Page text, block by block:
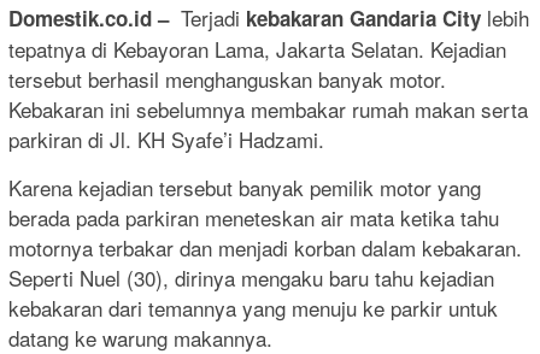
Domestik.co.id – Terjadi kebakaran Gandaria City lebih
tepatnya di Kebayoran Lama, Jakarta Selatan. Kejadian
tersebut berhasil menghanguskan banyak motor.
Kebakaran ini sebelumnya membakar rumah makan serta
parkiran di Jl. KH Syafe’i Hadzami.
Karena kejadian tersebut banyak pemilik motor yang
berada pada parkiran meneteskan air mata ketika tahu
motornya terbakar dan menjadi korban dalam kebakaran.
Seperti Nuel (30), dirinya mengaku baru tahu kejadian
kebakaran dari temannya yang menuju ke parkir untuk
datang ke warung makannya.